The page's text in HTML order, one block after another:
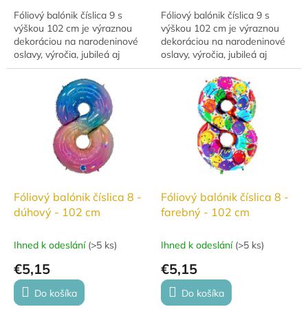
Fóliový balónik číslica 9 s
výškou 102 cm je výraznou
dekoráciou na narodeninové
oslavy, výročia, jubileá aj
ďalšie slávnostné príležitosti.
Balónik je možné naplniť
vzduchom aj...
Fóliový balónik číslica 9 s
výškou 102 cm je výraznou
dekoráciou na narodeninové
oslavy, výročia, jubileá aj
ďalšie slávnostné príležitosti.
Balónik je možné naplniť
vzduchom aj...
Fóliový balónik číslica 8 -
dúhový - 102 cm
Ihned k odeslání (>5 ks)
€5,15
Do košíka
Fóliový balónik číslica 8 -
farebný - 102 cm
Ihned k odeslání (>5 ks)
€5,15
Do košíka